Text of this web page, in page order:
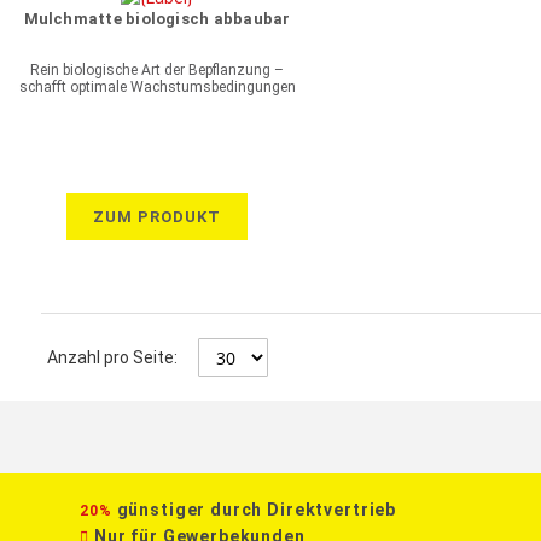
Mulchmatte biologisch abbaubar
Rein biologische Art der Bepflanzung –
schafft optimale Wachstumsbedingungen
ZUM PRODUKT
Anzahl pro Seite:
20% günstiger durch Direktvertrieb
Nur für Gewerbekunden